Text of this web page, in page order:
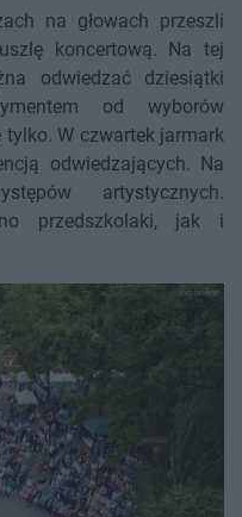
na głowach przeszli
koncertową. Na tej
odwiedzać dziesiątki
od wyborów
tylko. W czwartek jarmark
odwiedzających. Na
artystycznych.
przedszkolaki, jak i